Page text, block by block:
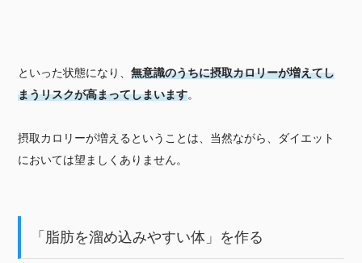
といった状態になり、無意識のうちに摂取カロリーが増えてし
まうリスクが高まってしまいます。
摂取カロリーが増えるということは、当然ながら、ダイエット
においては望ましくありません。
「脂肪を溜め込みやすい体」を作る